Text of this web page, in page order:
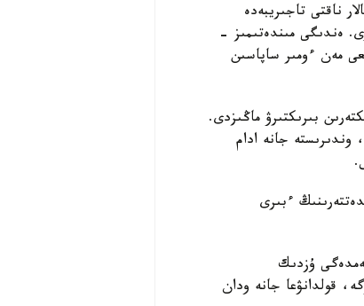
ناقتى تاجىريبەدە
ەندىگى مىندەتىمىز -
مەن ءومىر ساپاسىن
بىرىكتىرۋ ماڭىزدى.
وندىرىستە جانە ادام
ءبىرى
ۇزدىك
قولدانۋعا جانە ودان